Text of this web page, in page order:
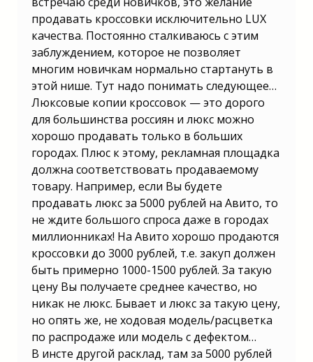
продавать кроссовки исключительно LUX
качества. Постоянно сталкиваюсь с этим
заблуждением, которое не позволяет
многим новичкам нормально стартануть в
этой нише. Тут надо понимать следующее…
Люксовые копии кроссовок — это дорого
для большинства россиян и люкс можно
хорошо продавать только в больших
городах. Плюс к этому, рекламная площадка
должна соответствовать продаваемому
товару. Например, если Вы будете
продавать люкс за 5000 рублей на Авито, то
не ждите большого спроса даже в городах
миллионниках! На Авито хорошо продаются
кроссовки до 3000 рублей, т.е. закуп должен
быть примерно 1000-1500 рублей. За такую
цену Вы получаете среднее качество, но
никак не люкс. Бывает и люкс за такую цену,
но опять же, не ходовая модель/расцветка
по распродаже или модель с дефектом…
В инсте другой расклад, там за 5000 рублей